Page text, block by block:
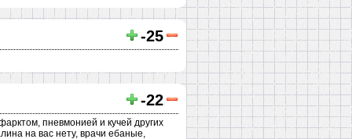
-25
-22
пневмонией и кучей других
на вас нету, врачи ебаные,